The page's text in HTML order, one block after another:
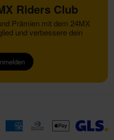
Riders Club
Prämien mit dem 24MX
und verbessere dein